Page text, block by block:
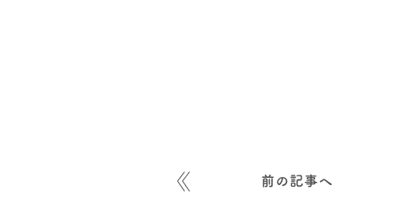
前の記事へ